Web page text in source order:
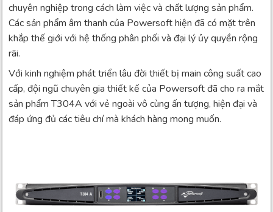
chuyên nghiệp trong cách làm việc và chất lượng sản phẩm.
Các sản phẩm âm thanh của Powersoft hiện đã có mặt trên
khắp thế giới với hệ thống phân phối và đại lý ủy quyền rộng
rãi.
Với kinh nghiệm phát triển lâu đời thiết bị main công suất cao
cấp, đội ngũ chuyên gia thiết kế của Powersoft đã cho ra mắt
sản phẩm T304A với vẻ ngoài vô cùng ấn tượng, hiện đại và
đáp ứng đủ các tiêu chí mà khách hàng mong muốn.